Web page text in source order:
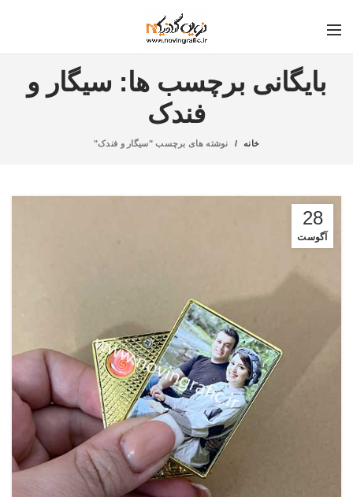
بایگانی برچسب ها: سیگار و
فندک
خانه نوشته های برچسب "سیگار و فندک"
28
آگوست